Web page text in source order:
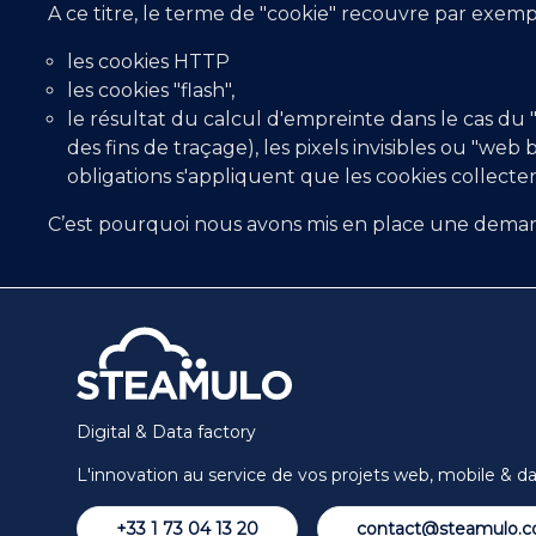
A ce titre, le terme de "cookie" recouvre par
les cookies HTTP
les cookies "flash",
le résultat du calcul d'empreinte dans le cas
des fins de traçage), les pixels invisibles ou
obligations s'appliquent que les cookies
C’est pourquoi nous avons mis en place une
Digital & Data factory
L'innovation au service de vos projets web, mobile &
+33 1 73 04 13 20